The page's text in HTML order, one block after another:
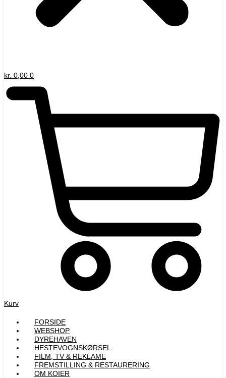
kr. 0,00 0
Kurv
FORSIDE
WEBSHOP
DYREHAVEN
HESTEVOGNSKØRSEL
FILM, TV & REKLAME
FREMSTILLING & RESTAURERING​
OM KOIER